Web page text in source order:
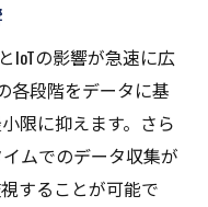
IoTの影響が急速に広
各段階をデータに基
限に抑えます。さら
ムでのデータ収集が
することが可能で